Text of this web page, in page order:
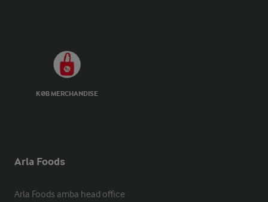
KØB MERCHANDISE
Arla Foods
Arla Foods amba head office